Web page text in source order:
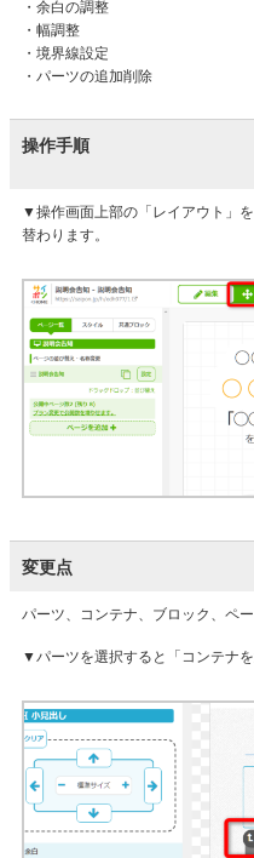
・余白の調整
・幅調整
・境界線設定
・パーツの追加削除
操作手順
▼操作画面上部の「レイアウト」
替わります。
変更点
パーツ、コンテナ、ブロック、ペ
▼パーツを選択すると「コンテナ